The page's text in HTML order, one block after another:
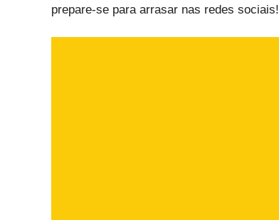
prepare-se para arrasar nas redes sociais!